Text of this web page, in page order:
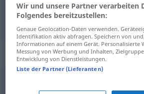
ensartet gleichmäßig
Synonyme für
ausgeglichen
Wir und unsere Partner verarbeiten
Folgendes bereitzustellen:
Genaue Geolocation-Daten verwenden.
Identifikation aktiv abfragen. Speichern von
Informationen auf einem Gerät. Personalisierte
Messung von Werbung und Inhalten,
Entwicklung von Dienstleistungen.
Liste der Partner (Lieferanten)